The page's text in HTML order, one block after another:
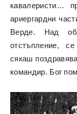
кавалеристи…
ариергардни
Верде. Над
отстъпление,
сякаш
командир. Бог